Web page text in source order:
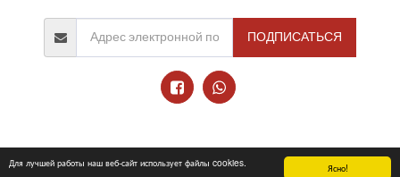
Ясно!
Для лучшей работы наш веб-сайт использует файлы cookies.
ПОДПИСАТЬСЯ